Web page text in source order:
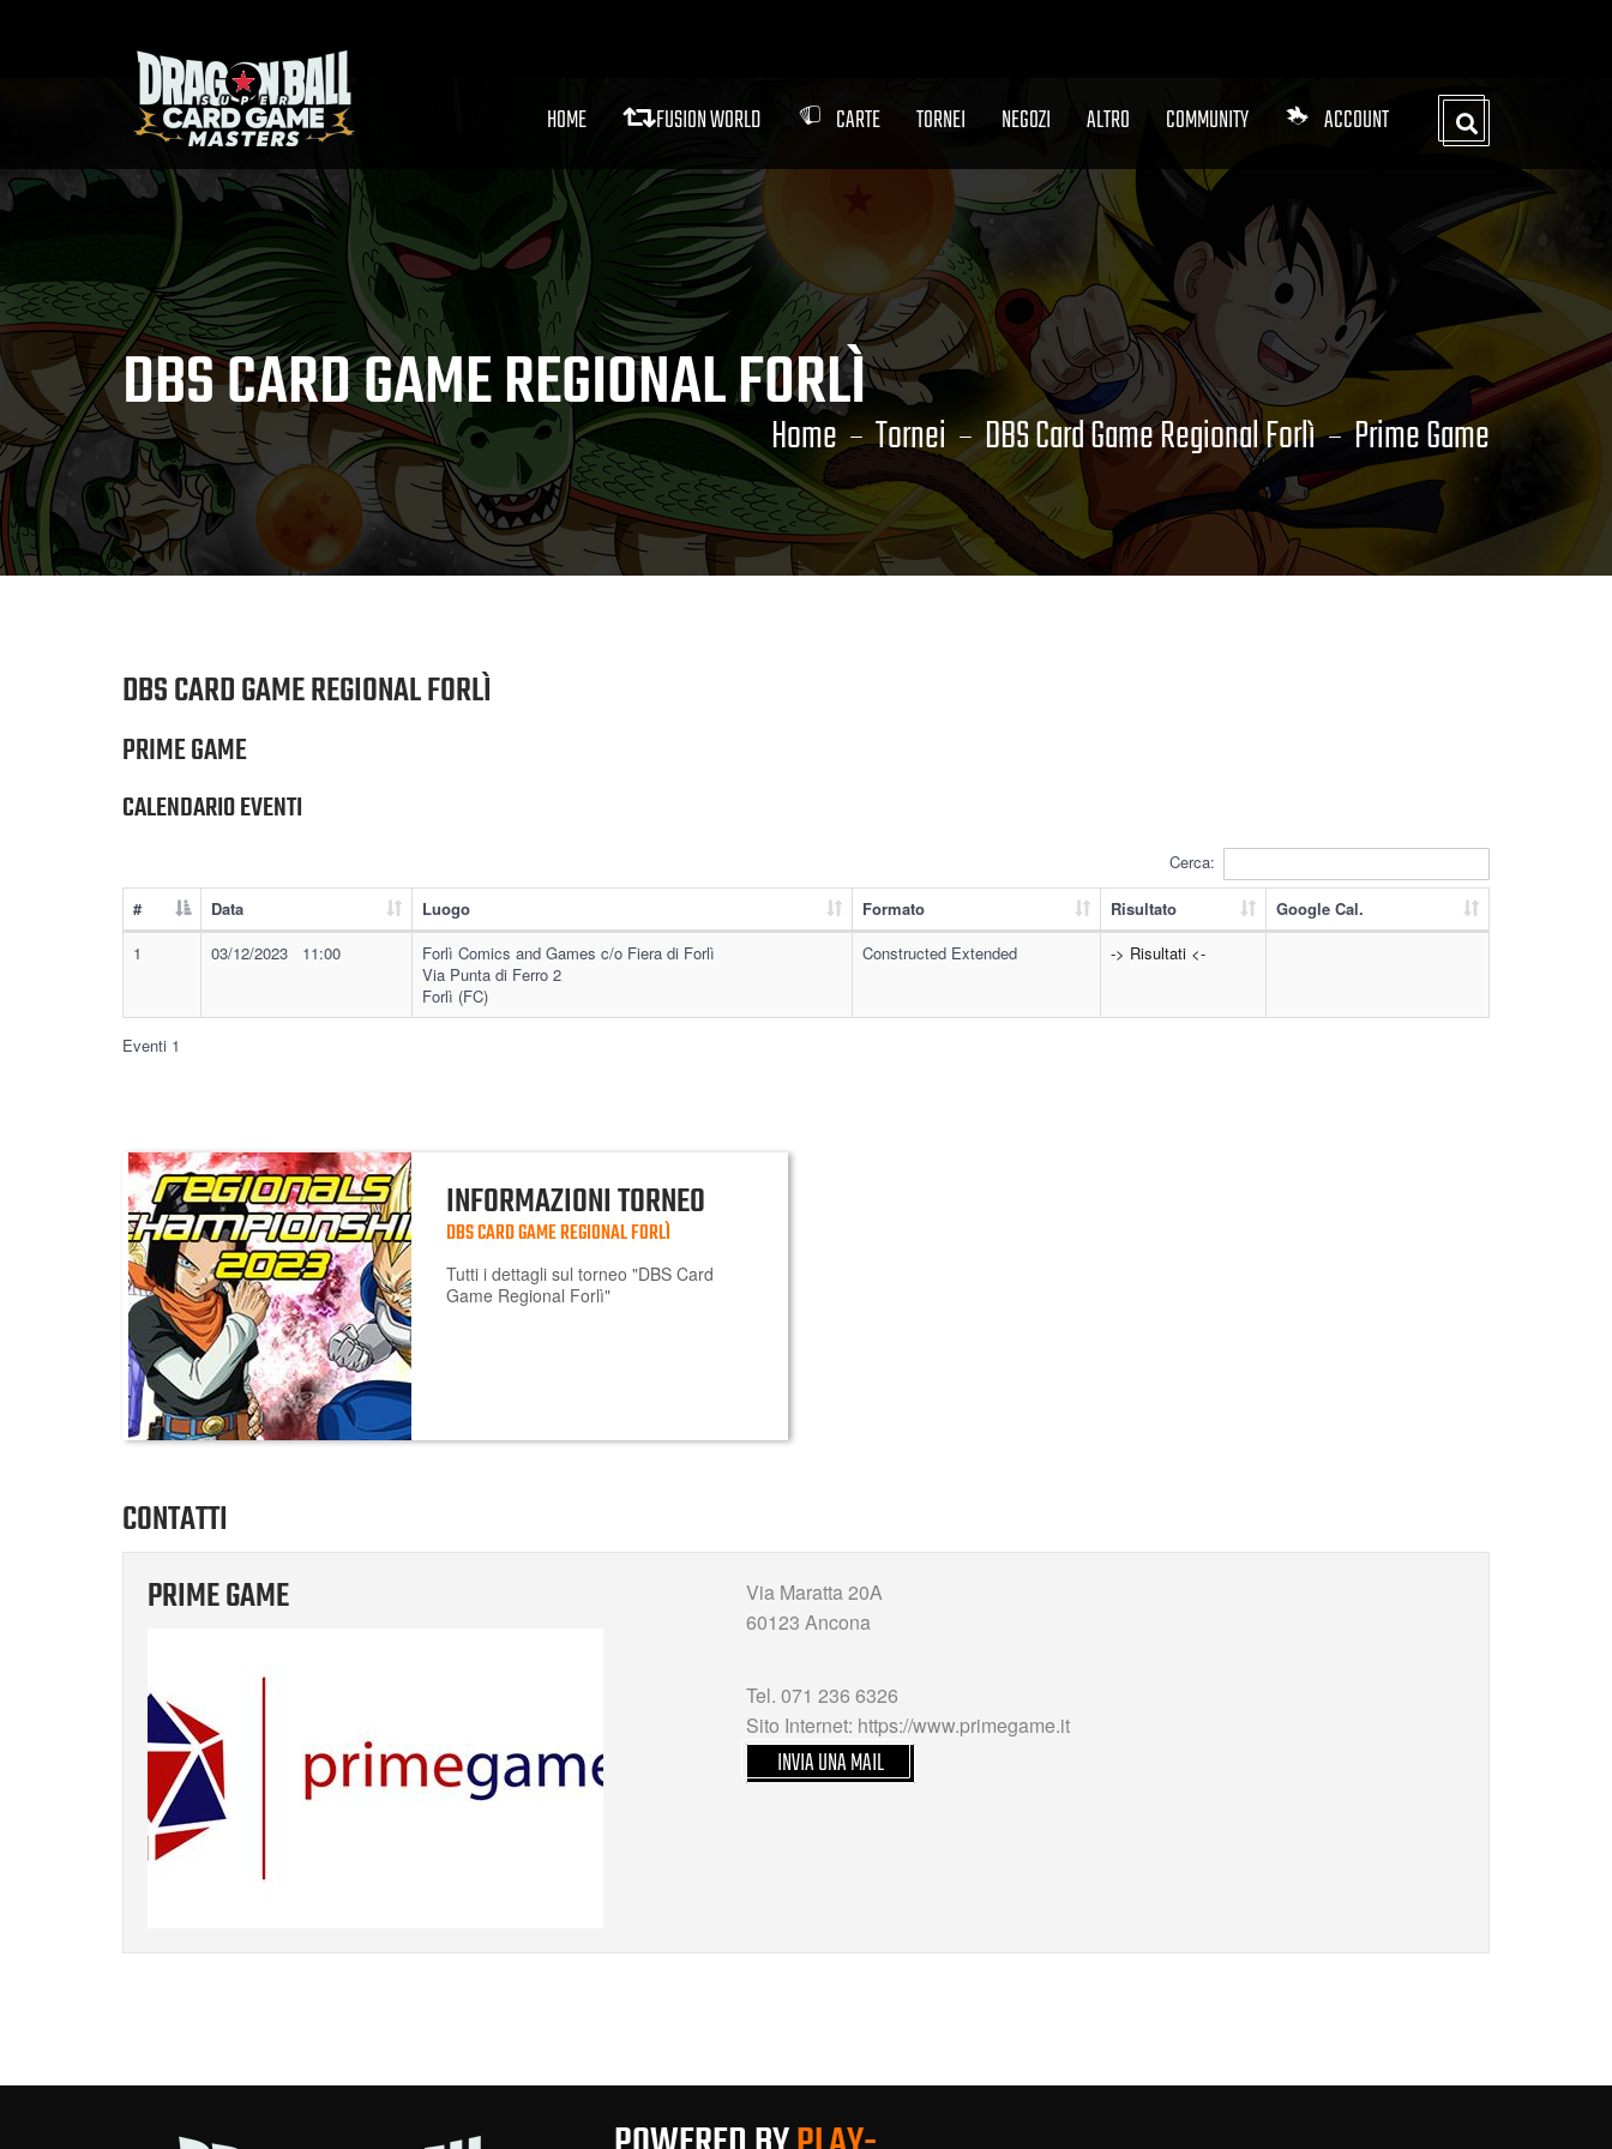
HOME FUSION WORLD CARTE TORNEI NEGOZI ALTRO COMMUNITY ACCOUNT
DBS CARD GAME REGIONAL FORLÌ
Home Tornei DBS Card Game Regional Forlì Prime Game
DBS CARD GAME REGIONAL FORLÌ
PRIME GAME
CALENDARIO EVENTI
Cerca:
# Data Luogo Formato Risultato
Google Cal.
1
03/12/2023 11:00
Forlì Comics and Games c/o Fiera di Forlì
Via Punta di Ferro 2
Forlì (FC)
Constructed Extended -> Risultati <-
Eventi 1
INFORMAZIONI TORNEO
DBS CARD GAME REGIONAL FORLÌ
Tutti i dettagli sul torneo "DBS Card
Game Regional Forlì"
CONTATTI
PRIME GAME
Via Maratta 20A
60123 Ancona
Tel. 071 236 6326
Sito Internet: https://www.primegame.it
INVIA UNA MAIL